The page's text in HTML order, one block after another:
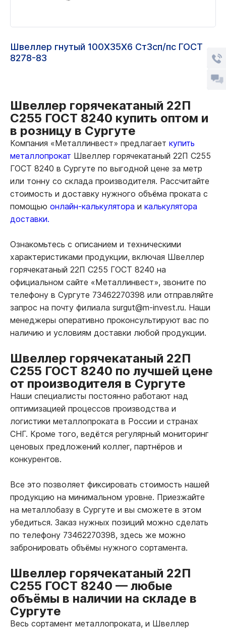
Швеллер гнутый 100Х35Х6 Ст3сп/пс ГОСТ
8278-83
Швеллер горячекатаный 22П
С255 ГОСТ 8240 купить оптом и
в розницу в Сургуте
Компания «Металлинвест» предлагает купить
металлопрокат Швеллер горячекатаный 22П С255
ГОСТ 8240 в Сургуте по выгодной цене за метр
или тонну со склада производителя. Рассчитайте
стоимость и доставку нужного объёма проката с
помощью онлайн-калькулятора и калькулятора
доставки.
Ознакомьтесь с описанием и техническими
характеристиками продукции, включая Швеллер
горячекатаный 22П С255 ГОСТ 8240 на
официальном сайте «Металлинвест», звоните по
телефону в Сургуте 73462270398 или отправляйте
запрос на почту филиала surgut@m-invest.ru. Наши
менеджеры оперативно проконсультируют вас по
наличию и условиям доставки любой продукции.
Швеллер горячекатаный 22П
С255 ГОСТ 8240 по лучшей цене
от производителя в Сургуте
Наши специалисты постоянно работают над
оптимизацией процессов производства и
логистики металлопроката в России и странах
СНГ. Кроме того, ведётся регулярный мониторинг
ценовых предложений коллег, партнёров и
конкурентов.
Все это позволяет фиксировать стоимость нашей
продукцию на минимальном уровне. Приезжайте
на металлобазу в Сургуте и вы сможете в этом
убедиться. Заказ нужных позиций можно сделать
по телефону 73462270398, здесь же можно
забронировать объёмы нужного сортамента.
Швеллер горячекатаный 22П
С255 ГОСТ 8240 — любые
объёмы в наличии на складе в
Сургуте
Весь сортамент металлопроката, и Швеллер